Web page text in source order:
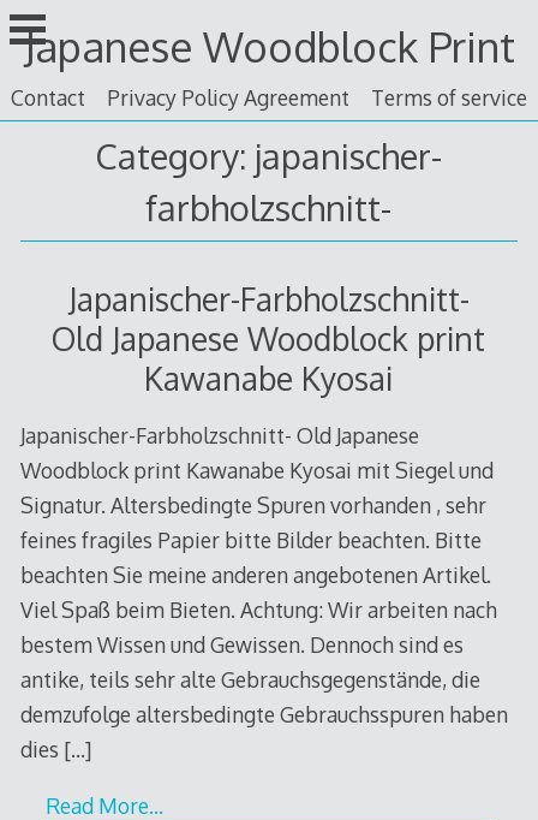
Skip
to
content
Japanese Woodblock Print
Contact Privacy Policy Agreement Terms of service
Category: japanischer-
farbholzschnitt-
Japanischer-Farbholzschnitt-
Old Japanese Woodblock print
Kawanabe Kyosai
Japanischer-Farbholzschnitt- Old Japanese
Woodblock print Kawanabe Kyosai mit Siegel und
Signatur. Altersbedingte Spuren vorhanden , sehr
feines fragiles Papier bitte Bilder beachten. Bitte
beachten Sie meine anderen angebotenen Artikel.
Viel Spaß beim Bieten. Achtung: Wir arbeiten nach
bestem Wissen und Gewissen. Dennoch sind es
antike, teils sehr alte Gebrauchsgegenstände, die
demzufolge altersbedingte Gebrauchsspuren haben
dies […]
Read More…